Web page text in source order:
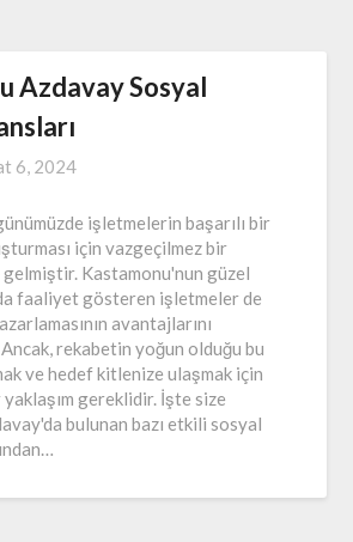
Azdavay Sosyal
6, 2024
işletmelerin başarılı bir
için vazgeçilmez bir
Kastamonu'nun güzel
faaliyet gösteren işletmeler de
avantajlarını
rekabetin yoğun olduğu bu
ve hedef kitlenize ulaşmak için
gereklidir. İşte size
bulunan bazı etkili sosyal